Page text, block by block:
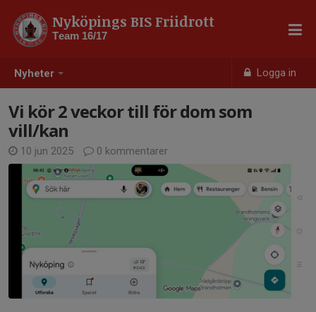
Nyheter Logga in
Nyköpings BIS Friidrott
Team 16/17
Vi kör 2 veckor till för dom som
vill/kan
10 jun 2025 0 kommentarer